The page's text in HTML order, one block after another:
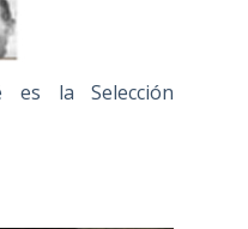
es la Selección